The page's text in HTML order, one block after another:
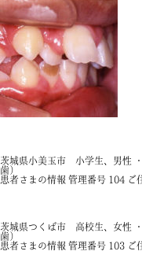
茨城県小美玉市 小学生、男性
歯）
患者さまの情報 管理番号 104 ご
茨城県つくば市 高校生、女性
歯）
患者さまの情報 管理番号 103 ご